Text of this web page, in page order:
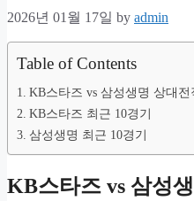
2026년 01월 17일 by admin
Table of Contents
KB스타즈 vs 삼성생명 상대전
KB스타즈 최근 10경기
삼성생명 최근 10경기
KB스타즈 vs 삼성